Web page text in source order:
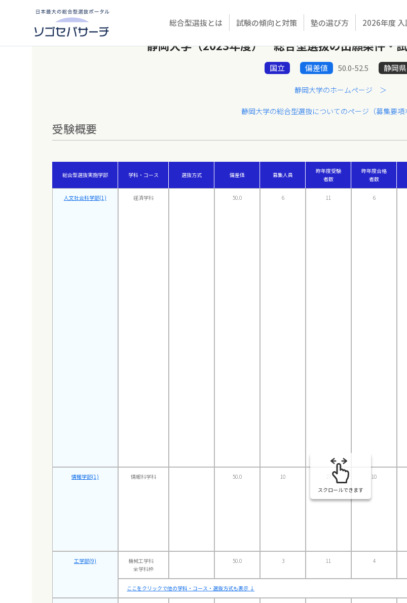
総合型選抜とは 試験の傾向と対策 塾の選び方 2026年度
静岡大学（2023年度） 総合型選抜の出願条件・試
国立 偏差値 50.0-52.5 静岡県
静岡大学のホームページ ＞
静岡大学の総合型選抜についてのページ（募集要
受験概要
総合型選抜実施学部 学科・コース 選抜方式 偏差値 募集人員
昨年度受験
者数
昨年度合格
者数
人文社会科学部(1) 経済学科 50.0 6 11 6
情報学部(1) 情報科学科 50.0 10 27 10
工学部(9)
機械工学科
全学科枠
50.0 3 11 4
ここをクリックで他の学科・コース・選抜方式も表示 ↓
スクロールできます